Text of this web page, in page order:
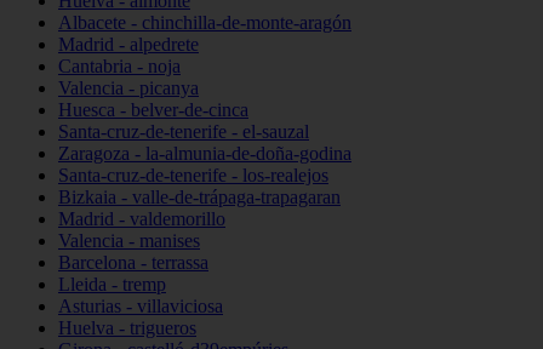
Albacete - chinchilla-de-monte-aragón
Madrid - alpedrete
Cantabria - noja
Valencia - picanya
Huesca - belver-de-cinca
Santa-cruz-de-tenerife - el-sauzal
Zaragoza - la-almunia-de-doña-godina
Santa-cruz-de-tenerife - los-realejos
Bizkaia - valle-de-trápaga-trapagaran
Madrid - valdemorillo
Valencia - manises
Barcelona - terrassa
Lleida - tremp
Asturias - villaviciosa
Huelva - trigueros